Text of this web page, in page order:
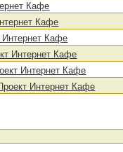
Кафе
Кафе
Интернет Кафе
Интернет Кафе
Интернет Кафе
Интернет Кафе